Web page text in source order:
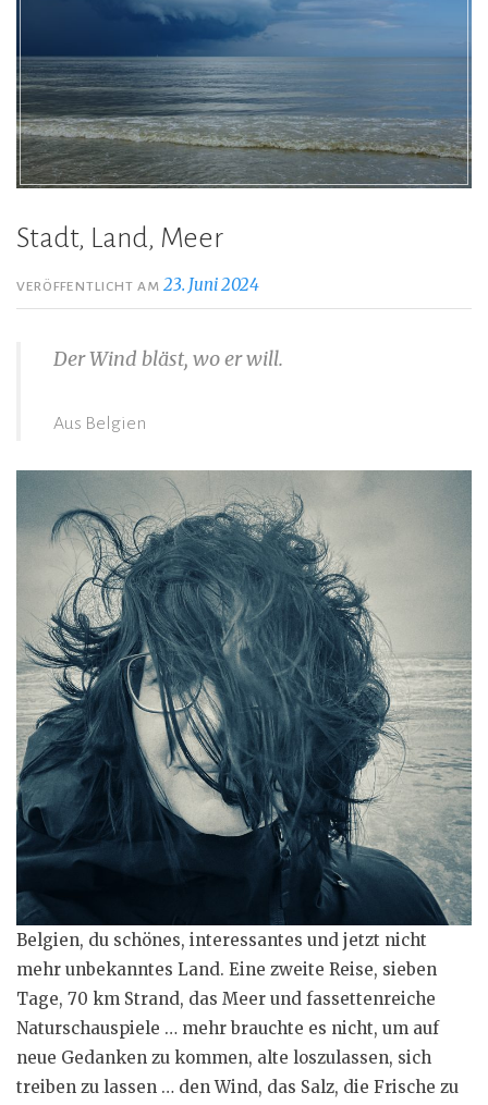
Stadt, Land, Meer
VERÖFFENTLICHT AM23. Juni 2024
Der Wind bläst, wo er will.
Aus Belgien
Belgien, du schönes, interessantes und jetzt nicht
mehr unbekanntes Land. Eine zweite Reise, sieben
Tage, 70 km Strand, das Meer und fassettenreiche
Naturschauspiele … mehr brauchte es nicht, um auf
neue Gedanken zu kommen, alte loszulassen, sich
treiben zu lassen … den Wind, das Salz, die Frische zu